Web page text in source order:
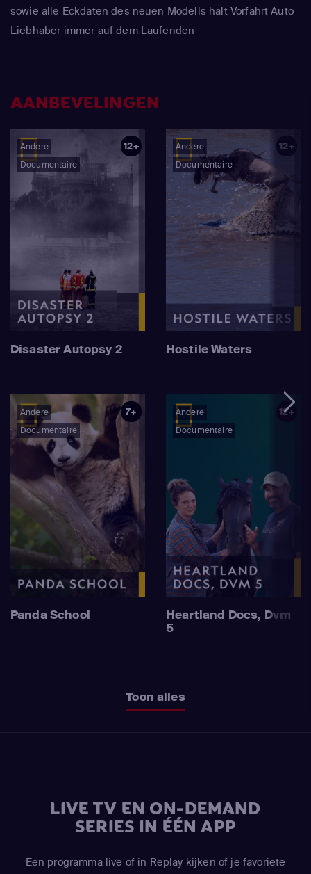
sowie alle Eckdaten des neuen Modells hält Vorfahrt Auto
Liebhaber immer auf dem Laufenden
AANBEVELINGEN
Andere
Documentaire
12+
Disaster Autopsy 2
Andere
Documentaire
12+
Hostile Waters
Andere
Documentaire
7+
Panda School
Andere
Documentaire
12+
Heartland Docs, Dvm
5
Toon alles
LIVE TV EN ON-DEMAND
SERIES IN ÉÉN APP
Een programma live of in Replay kijken of je favoriete